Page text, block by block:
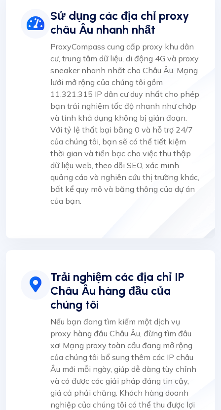
Sử dụng các địa chỉ proxy
châu Âu nhanh nhất
ProxyCompass cung cấp proxy khu dân
cư, trung tâm dữ liệu, di động 4G và proxy
sneaker nhanh nhất cho Châu Âu. Mạng
lưới mở rộng của chúng tôi gồm
11.321.315 IP dân cư duy nhất cho phép
bạn trải nghiệm tốc độ nhanh như chớp
và tính khả dụng không bị gián đoạn.
Với tỷ lệ thất bại bằng 0 và hỗ trợ 24/7
của chúng tôi, bạn sẽ có thể tiết kiệm
thời gian và tiền bạc cho việc thu thập
dữ liệu web, theo dõi SEO, xác minh
quảng cáo và nghiên cứu thị trường khác,
bất kể quy mô và băng thông của dự án
của bạn.
Trải nghiệm các địa chỉ IP
Châu Âu hàng đầu của
chúng tôi
Nếu bạn đang tìm kiếm một dịch vụ
proxy hàng đầu Châu Âu, đừng tìm đâu
xa! Mạng proxy toàn cầu đang mở rộng
của chúng tôi bổ sung thêm các IP châu
Âu mới mỗi ngày, giúp dễ dàng tùy chỉnh
và có được các giải pháp đáng tin cậy,
giá cả phải chăng. Khách hàng doanh
nghiệp của chúng tôi có thể thu được lợi